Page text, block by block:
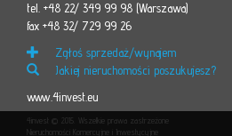
tel. +48 22/ 349 99 98 (Warszawa)
fax +48 32/ 729 99 26
Zgłoś sprzedaż/wynajem
Jakiej nieruchomości poszukujesz?
www.4invest.eu
4invest © 2015. Wszelkie prawa zastrzeżone
Nieruchomości Komercyjne i Inwestycyjne